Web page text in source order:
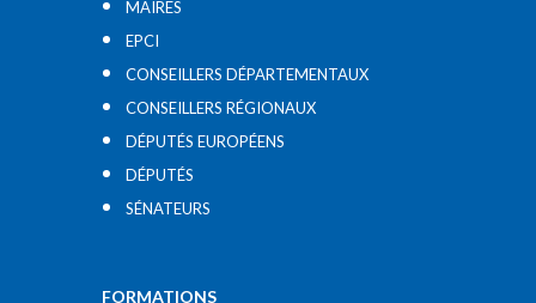
MAIRES
EPCI
CONSEILLERS DÉPARTEMENTAUX
CONSEILLERS RÉGIONAUX
DÉPUTÉS EUROPÉENS
DÉPUTÉS
SÉNATEURS
FORMATIONS